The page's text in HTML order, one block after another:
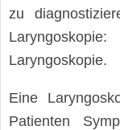
zu
Laryngoskopie.
Eine
Patienten